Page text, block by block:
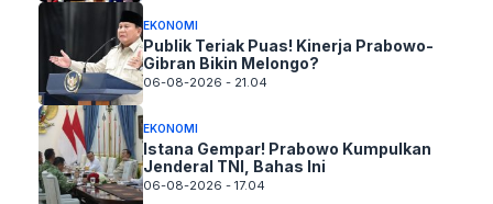
EKONOMI
Publik Teriak Puas! Kinerja Prabowo-
Gibran Bikin Melongo?
06-08-2026 - 21.04
EKONOMI
Istana Gempar! Prabowo Kumpulkan
Jenderal TNI, Bahas Ini
06-08-2026 - 17.04